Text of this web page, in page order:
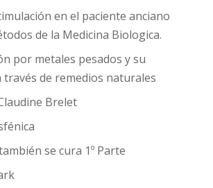
en el paciente anciano
de la Medicina Biologica.
por metales pesados y su
través de remedios naturales
Brelet
se cura 1º Parte